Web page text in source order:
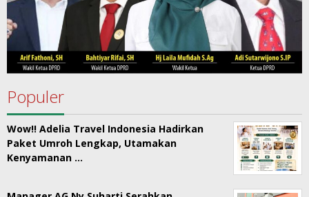
Populer
Wow!! Adelia Travel Indonesia Hadirkan
Paket Umroh Lengkap, Utamakan
Kenyamanan …